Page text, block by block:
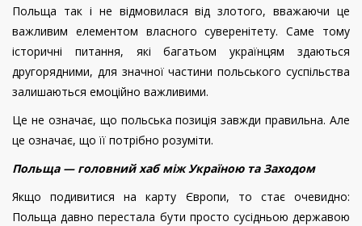
Польща так і не відмовилася від злотого, вважаючи це
важливим елементом власного суверенітету. Саме тому
історичні питання, які багатьом українцям здаються
другорядними, для значної частини польського суспільства
залишаються емоційно важливими.
Це не означає, що польська позиція завжди правильна. Але
це означає, що її потрібно розуміти.
Польща — головний хаб між Україною та Заходом
Якщо подивитися на карту Європи, то стає очевидно:
Польща давно перестала бути просто сусідньою державою